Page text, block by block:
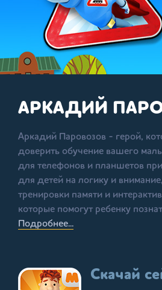
АРКАДИЙ
Аркадий Паровозов - герой,
доверить обучение вашего
для телефонов и планшетов
для детей на логику и
тренировки памяти и
которые помогут ребенку
Подробнее...
Скачай